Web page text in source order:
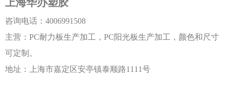
上海华办塑胶
咨询电话： 4006991508
主营： PC耐力板生产加工，PC阳光板生产加工，颜色和尺寸
可定制。
地址：上海市嘉定区安亭镇泰顺路1111号